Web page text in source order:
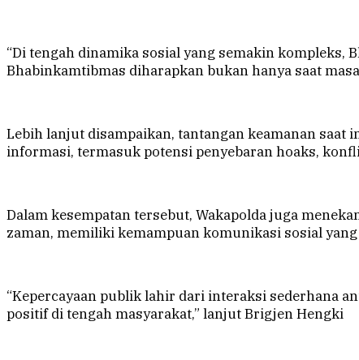
“Di tengah dinamika sosial yang semakin
Bhabinkamtibmas diharapkan bukan hanya saat
Lebih lanjut disampaikan, tantangan keamanan
informasi, termasuk potensi penyebaran hoaks,
Dalam kesempatan tersebut, Wakapolda juga
zaman, memiliki kemampuan komunikasi sosial
“Kepercayaan publik lahir dari interaksi sederhana
positif di tengah masyarakat,” lanjut Brigjen Hengki